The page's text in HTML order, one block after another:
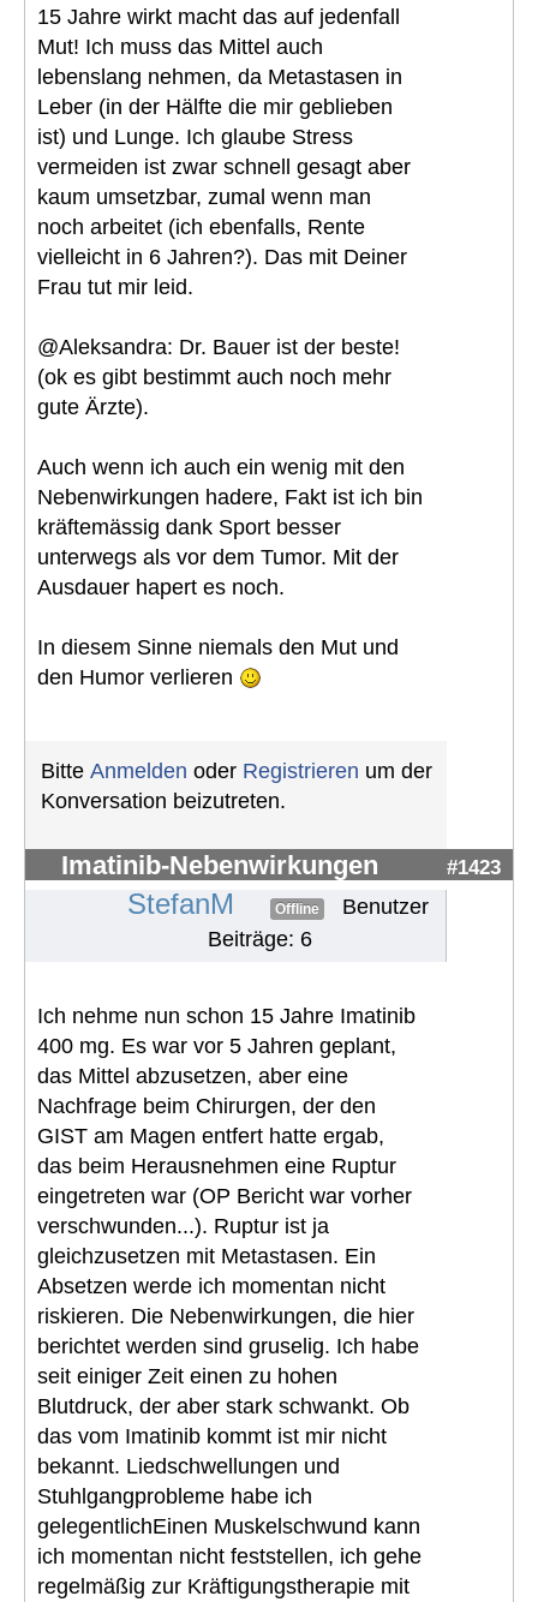
15 Jahre wirkt macht das auf jedenfall
Mut! Ich muss das Mittel auch
lebenslang nehmen, da Metastasen in
Leber (in der Hälfte die mir geblieben
ist) und Lunge. Ich glaube Stress
vermeiden ist zwar schnell gesagt aber
kaum umsetzbar, zumal wenn man
noch arbeitet (ich ebenfalls, Rente
vielleicht in 6 Jahren?). Das mit Deiner
Frau tut mir leid.
@Aleksandra: Dr. Bauer ist der beste!
(ok es gibt bestimmt auch noch mehr
gute Ärzte).
Auch wenn ich auch ein wenig mit den
Nebenwirkungen hadere, Fakt ist ich bin
kräftemässig dank Sport besser
unterwegs als vor dem Tumor. Mit der
Ausdauer hapert es noch.
In diesem Sinne niemals den Mut und
den Humor verlieren
Bitte Anmelden oder Registrieren um der
Konversation beizutreten.
Imatinib-Nebenwirkungen #1423
StefanM Offline
Benutzer
Beiträge: 6
Ich nehme nun schon 15 Jahre Imatinib
400 mg. Es war vor 5 Jahren geplant,
das Mittel abzusetzen, aber eine
Nachfrage beim Chirurgen, der den
GIST am Magen entfert hatte ergab,
das beim Herausnehmen eine Ruptur
eingetreten war (OP Bericht war vorher
verschwunden...). Ruptur ist ja
gleichzusetzen mit Metastasen. Ein
Absetzen werde ich momentan nicht
riskieren. Die Nebenwirkungen, die hier
berichtet werden sind gruselig. Ich habe
seit einiger Zeit einen zu hohen
Blutdruck, der aber stark schwankt. Ob
das vom Imatinib kommt ist mir nicht
bekannt. Liedschwellungen und
Stuhlgangprobleme habe ich
gelegentlichEinen Muskelschwund kann
ich momentan nicht feststellen, ich gehe
regelmäßig zur Kräftigungstherapie mit